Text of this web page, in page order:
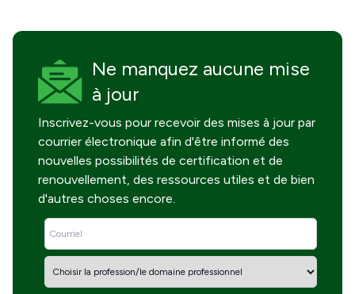
Ne manquez aucune mise
à jour
Inscrivez-vous pour recevoir des mises à jour par
courrier électronique afin d'être informé des
nouvelles possibilités de certification et de
renouvellement, des ressources utiles et de bien
d'autres choses encore.